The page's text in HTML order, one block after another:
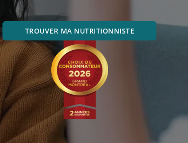
TROUVER MA NUTRITIONNISTE